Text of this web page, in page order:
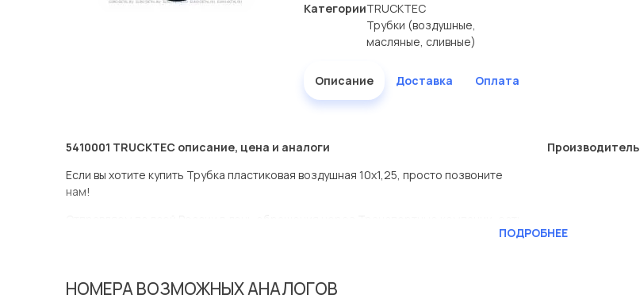
КатегорииTRUCKTEC
Трубки (воздушные,
масляные, сливные)
Описание Доставка Оплата
5410001 TRUCKTEC описание, цена и аналоги
Если вы хотите купить Трубка пластиковая воздушная 10x1,25, просто позвоните
нам!
У данной детали есть аналоги с номерами, убедитесь сами.
Производитель
ПОДРОБНЕЕ
НОМЕРА ВОЗМОЖНЫХ АНАЛОГОВ